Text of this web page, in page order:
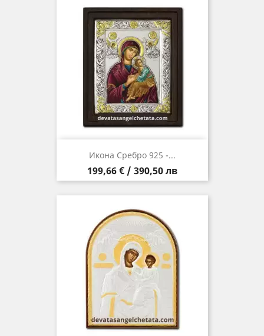
Икона Сребро 925 -...
Цена
199,66 € / 390,50 лв